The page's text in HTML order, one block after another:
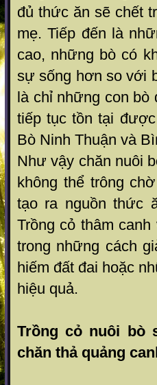
đủ thức ăn sẽ chết
mẹ. Tiếp đến là
cao, những bò có
sự sống hơn so với
là chỉ những con bò
tiếp tục tồn tại
Bò Ninh Thuận và
Như­ vậy chăn nuôi
không thể trông
tạo ra nguồn thức
Trồng cỏ thâm
trong những cách
hiếm đất đai hoặc
hiệu quả.
Trồng cỏ nuôi bò
chăn thả quảng